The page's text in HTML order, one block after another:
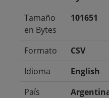
Tamaño
en Bytes
101651
Formato
CSV
Idioma
English
País